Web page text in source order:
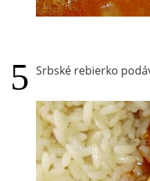
Srbské rebierko